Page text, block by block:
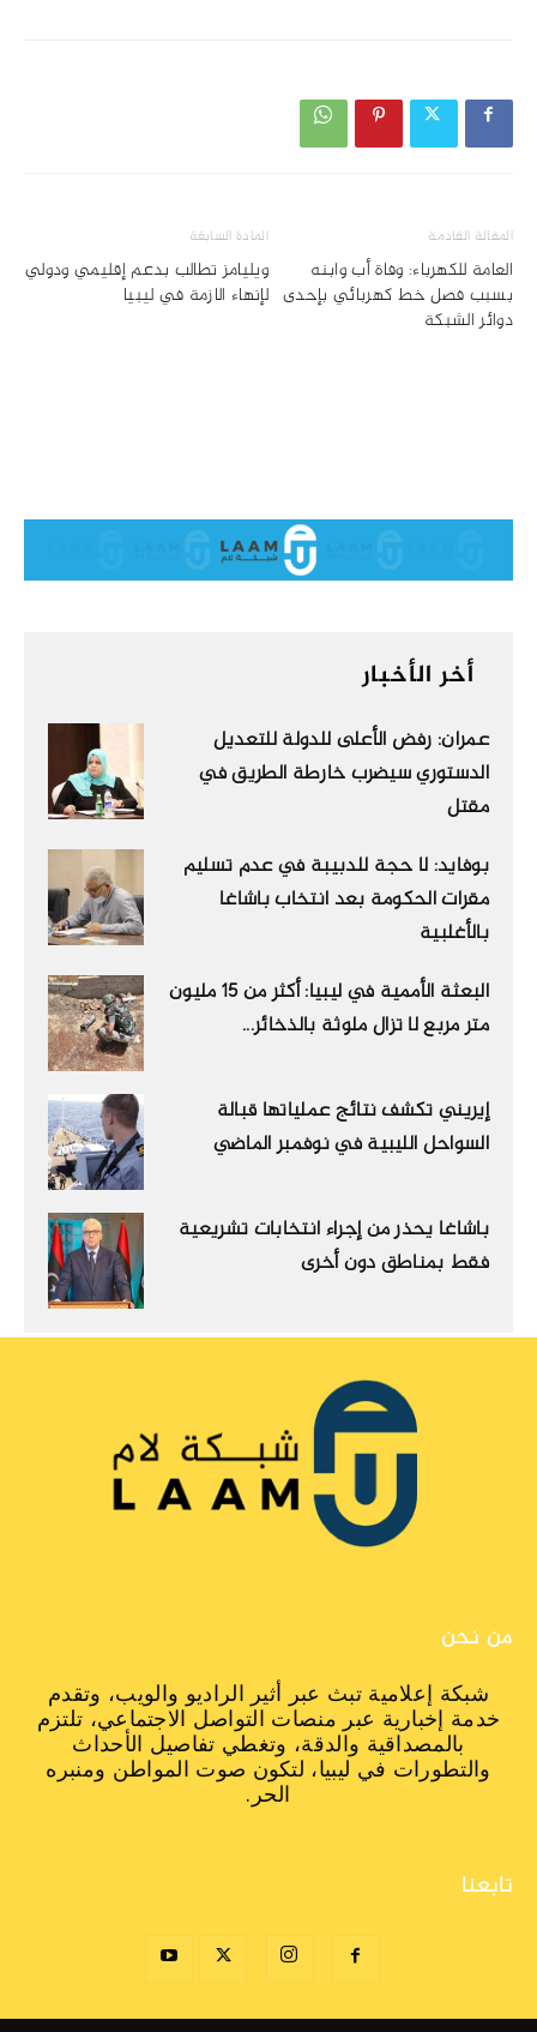
المادة السابقة
ويليامز تطالب بدعم إقليمي ودولي
لإنهاء الازمة في ليبيا
المقالة القادمة
العامة للكهرباء: وفاة أب وابنه
بسبب فصل خط كهربائي بإحدى
دوائر الشبكة
أخر الأخبار
عمران: رفض الأعلى للدولة للتعديل
الدستوري سيضرب خارطة الطريق في
مقتل
بوفايد: لا حجة للدبيبة في عدم تسليم
مقرات الحكومة بعد انتخاب باشاغا
بالأغلبية
البعثة الأممية في ليبيا: أكثر من 15 مليون
متر مربع لا تزال ملوثة بالذخائر...
إيريني تكشف نتائج عملياتها قبالة
السواحل الليبية في نوفمبر الماضي
باشاغا يحذر من إجراء انتخابات تشريعية
فقط بمناطق دون أخرى
من نحن
شبكة إعلامية تبث عبر أثير الراديو والويب، وتقدم
خدمة إخبارية عبر منصات التواصل الاجتماعي، تلتزم
بالمصداقية والدقة، وتغطي تفاصيل الأحداث
والتطورات في ليبيا، لتكون صوت المواطن ومنبره
الحر.
تابعنا